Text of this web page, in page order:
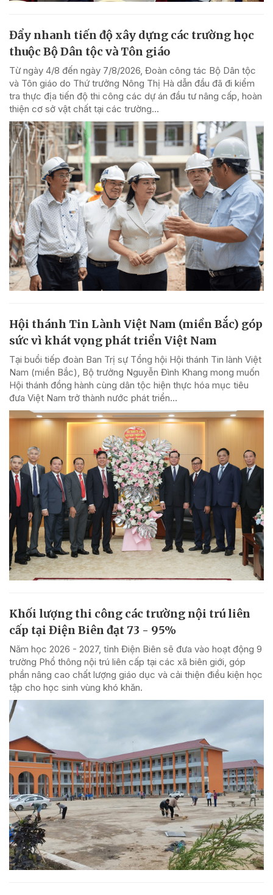
Đẩy nhanh tiến độ xây dựng các trường học
thuộc Bộ Dân tộc và Tôn giáo
Từ ngày 4/8 đến ngày 7/8/2026, Đoàn công tác Bộ Dân tộc
và Tôn giáo do Thứ trưởng Nông Thị Hà dẫn đầu đã đi kiểm
tra thực địa tiến độ thi công các dự án đầu tư nâng cấp, hoàn
thiện cơ sở vật chất tại các trường...
Hội thánh Tin Lành Việt Nam (miền Bắc) góp
sức vì khát vọng phát triển Việt Nam
Tại buổi tiếp đoàn Ban Trị sự Tổng hội Hội thánh Tin lành Việt
Nam (miền Bắc), Bộ trưởng Nguyễn Đình Khang mong muốn
Hội thánh đồng hành cùng dân tộc hiện thực hóa mục tiêu
đưa Việt Nam trở thành nước phát triển...
Khối lượng thi công các trường nội trú liên
cấp tại Điện Biên đạt 73 - 95%
Năm học 2026 - 2027, tỉnh Điện Biên sẽ đưa vào hoạt động 9
trường Phổ thông nội trú liên cấp tại các xã biên giới, góp
phần nâng cao chất lượng giáo dục và cải thiện điều kiện học
tập cho học sinh vùng khó khăn.